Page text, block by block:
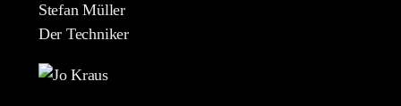
Stefan Müller
Der Techniker